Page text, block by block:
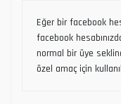
Eğer bir facebook
facebook
normal bir üye
özel amaç için